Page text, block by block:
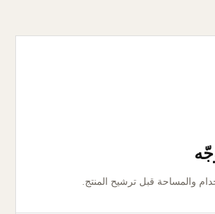
والمساحة قبل ترشيح المنتج.